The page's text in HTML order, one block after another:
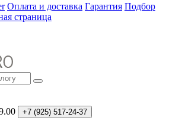
Оплата и доставка Гарантия Подбор
страница
+7 (925) 517-24-37